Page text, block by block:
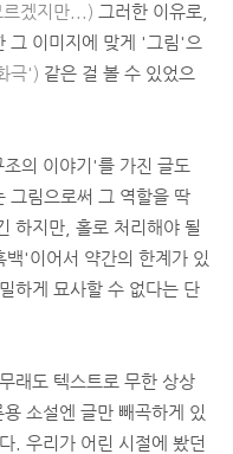
르겠지만...) 그러한 이유로,
그 이미지에 맞게 '그림'으
극') 같은 걸 볼 수 있었으
의 이야기'를 가진 글도
그림으로써 그 역할을 딱
하지만, 홀로 처리해야 될
'이어서 약간의 한계가 있
하게 묘사할 수 없다는 단
래도 텍스트로 무한 상상
소설엔 글만 빼곡하게 있
. 우리가 어린 시절에 봤던